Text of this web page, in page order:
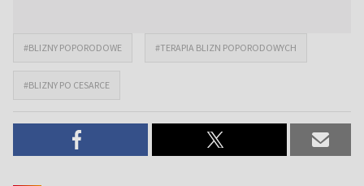
#BLIZNY POPORODOWE #TERAPIA BLIZN POPORODOWYCH
#BLIZNY PO CESARCE